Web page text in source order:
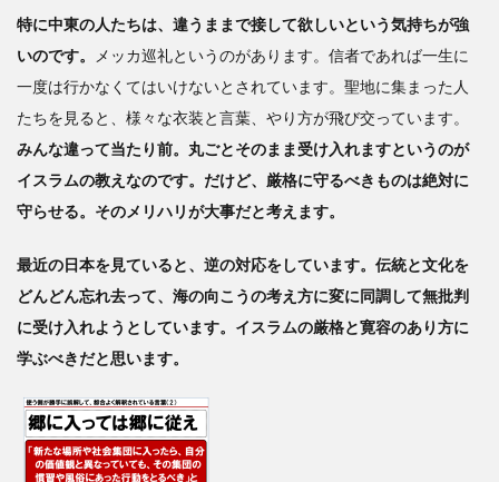
特に中東の人たちは、違うままで接して欲しいという気持ちが強
いのです。
メッカ巡礼というのがあります。信者であれば一生に
一度は行かなくてはいけないとされています。聖地に集まった人
たちを見ると、様々な衣装と言葉、やり方が飛び交っています。
みんな違って当たり前。丸ごとそのまま受け入れますというのが
イスラムの教えなのです。だけど、厳格に守るべきものは絶対に
守らせる。そのメリハリが大事だと考えます。
最近の日本を見ていると、逆の対応をしています。伝統と文化を
どんどん忘れ去って、海の向こうの考え方に変に同調して無批判
に受け入れようとしています。イスラムの厳格と寛容のあり方に
学ぶべきだと思います。